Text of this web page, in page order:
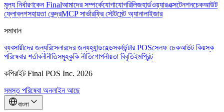
মূল্য নির্ধারণকেন Finalআমাদের সম্পর্কেযোগাযোগরিলিজহার্ডওয়্যারএক্সটেনশনচেকআউট
ফ্লোব্লগসহায়তা কেন্দ্রMCP সার্ভারফ্রি স্টেটমেন্ট অ্যানালাইজার
সমাধান
ব্যবসায়ীদের জন্যরিসেলারদের জন্যহ্যান্ডহেল্ডসকাউন্টার POSসেলফ চেকআউট কিয়স্ক
পরিষেবার শর্তাবলীনীতিসমূহকুকি নীতিগোপনীয়তা বিবৃতিইমপ্রিন্ট
কপিরাইট Final POS Inc. 2026
সমস্ত পরিষেবা অনলাইন আছে
বাংলা